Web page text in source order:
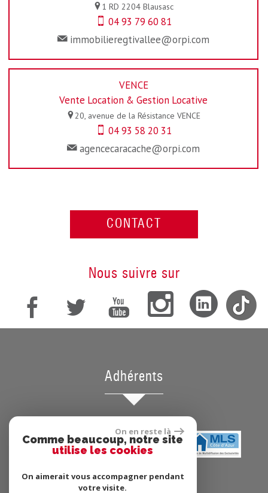
1 RD 2204 Blausasc
04 93 79 60 81
immobilieregtivallee@orpi.com
VENCE
Vente Location & Gestion Locative
20, avenue de la Résistance VENCE
04 93 58 20 31
agencecaracache@orpi.com
CONTACT
Nous suivre sur
Adhérents
On en reste là
Comme beaucoup, notre site
utilise les cookies
On aimerait vous accompagner pendant
votre visite.